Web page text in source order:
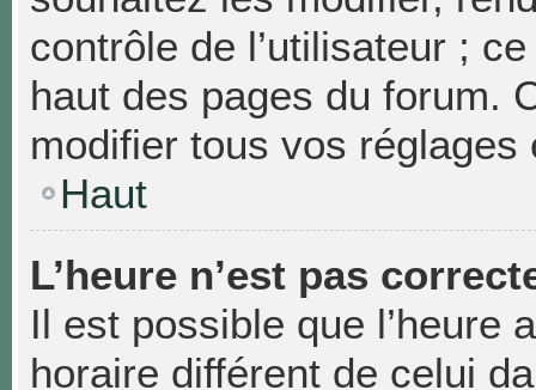
contrôle de l’utilisateur ;
haut des pages du forum.
modifier tous vos
Haut
L’heure n’est pas
Il est possible que l’heure
horaire différent de celui